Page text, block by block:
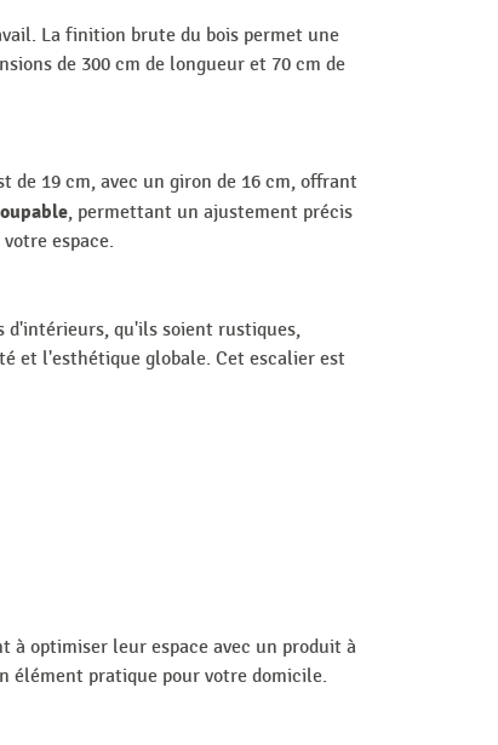
La finition brute du bois permet une
de 300 cm de longueur et 70 cm de
de 19 cm, avec un giron de 16 cm, offrant
, permettant un ajustement précis
espace.
d'intérieurs, qu'ils soient rustiques,
et l'esthétique globale. Cet escalier est
à optimiser leur espace avec un produit à
élément pratique pour votre domicile.